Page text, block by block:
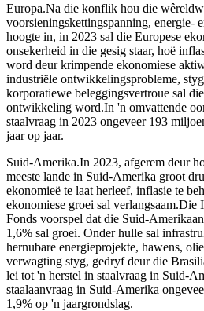
Europa.Na die konflik hou die
voorsieningskettingspanning, energie-
hoogte in, in 2023 sal die Europese
onsekerheid in die gesig staar, hoë
word deur krimpende ekonomiese
industriële ontwikkelingsprobleme,
korporatiewe beleggingsvertroue sal
ontwikkeling word.In 'n omvattende
staalvraag in 2023 ongeveer 193
jaar op jaar.
Suid-Amerika.In 2023, afgerem deur
meeste lande in Suid-Amerika groot
ekonomieë te laat herleef, inflasie te
ekonomiese groei sal verlangsaam.Die
Fonds voorspel dat die Suid-
1,6% sal groei. Onder hulle sal
hernubare energieprojekte, hawens,
verwagting styg, gedryf deur die
lei tot 'n herstel in staalvraag in Suid-
staalaanvraag in Suid-Amerika
1,9% op 'n jaargrondslag.